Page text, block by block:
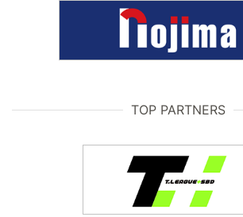
TOP PARTNERS